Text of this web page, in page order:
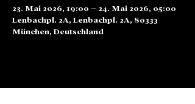
23. Mai 2026, 19:00 – 24. Mai 2026, 05:00
Lenbachpl. 2A, Lenbachpl. 2A, 80333
München, Deutschland